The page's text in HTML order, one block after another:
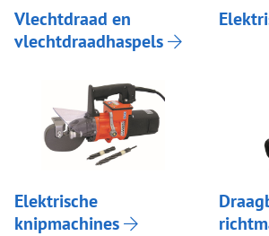
Vlechtdraad en
vlechtdraadhaspels
Elektrische
knipmachines